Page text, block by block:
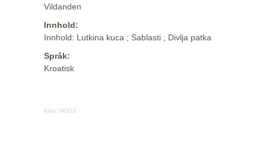
Vildanden
Innhold:
Innhold: Lutkina kuca ; Sablasti ; Divlja patka
Språk:
Kroatisk
Kilde: MODS